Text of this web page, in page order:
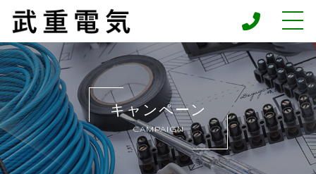
ホーム
当社について
キャンペーン
施工メニュー
施工実績
キャンペーン
CAMPAIGN